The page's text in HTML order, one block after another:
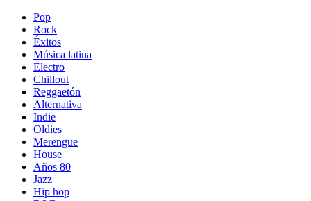
Pop
Rock
Éxitos
Música latina
Electro
Chillout
Reggaetón
Alternativa
Indie
Oldies
Merengue
House
Años 80
Jazz
Hip hop